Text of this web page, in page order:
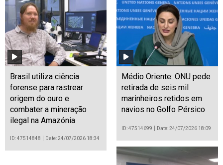
Brasil utiliza ciência
forense para rastrear
origem do ouro e
combater a mineração
ilegal na Amazónia
ID: 47514848 Date: 24/07/2026 18:34
Médio Oriente: ONU pede
retirada de seis mil
marinheiros retidos em
navios no Golfo Pérsico
ID: 47514699 Date: 24/07/2026 18:09